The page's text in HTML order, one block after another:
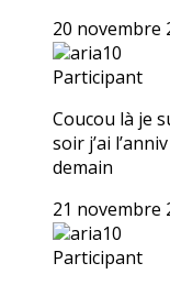
20 novembre
aria10
Participant
Coucou là je
soir j’ai
demain
21 novembre
aria10
Participant